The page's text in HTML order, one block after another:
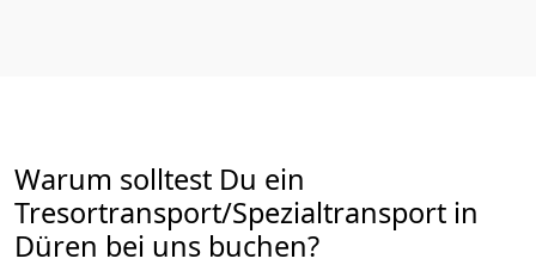
Warum solltest Du ein
Tresortransport/Spezialtransport in
Düren bei uns buchen?